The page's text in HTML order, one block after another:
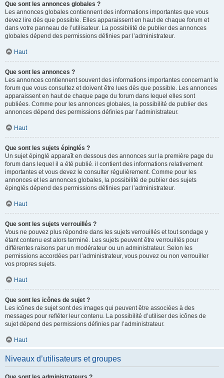
Que sont les annonces globales ?
Les annonces globales contiennent des informations importantes que vous
devez lire dès que possible. Elles apparaissent en haut de chaque forum et
dans votre panneau de l’utilisateur. La possibilité de publier des annonces
globales dépend des permissions définies par l’administrateur.
Haut
Que sont les annonces ?
Les annonces contiennent souvent des informations importantes concernant le
forum que vous consultez et doivent être lues dès que possible. Les annonces
apparaissent en haut de chaque page du forum dans lequel elles sont
publiées. Comme pour les annonces globales, la possibilité de publier des
annonces dépend des permissions définies par l’administrateur.
Haut
Que sont les sujets épinglés ?
Un sujet épinglé apparaît en dessous des annonces sur la première page du
forum dans lequel il a été publié. il contient des informations relativement
importantes et vous devez le consulter régulièrement. Comme pour les
annonces et les annonces globales, la possibilité de publier des sujets
épinglés dépend des permissions définies par l’administrateur.
Haut
Que sont les sujets verrouillés ?
Vous ne pouvez plus répondre dans les sujets verrouillés et tout sondage y
étant contenu est alors terminé. Les sujets peuvent être verrouillés pour
différentes raisons par un modérateur ou un administrateur. Selon les
permissions accordées par l’administrateur, vous pouvez ou non verrouiller
vos propres sujets.
Haut
Que sont les icônes de sujet ?
Les icônes de sujet sont des images qui peuvent être associées à des
messages pour refléter leur contenu. La possibilité d’utiliser des icônes de
sujet dépend des permissions définies par l’administrateur.
Haut
Niveaux d’utilisateurs et groupes